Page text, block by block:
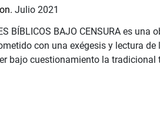
Julio 2021
BÍBLICOS BAJO CENSURA es
con una exégesis y lectura
bajo cuestionamiento la